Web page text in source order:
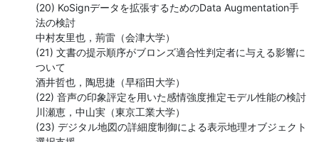
(20) KoSignデータを拡張するためのData Augmentation手
法の検討
中村友里也，荊雷（会津大学）
(21) 文書の提示順序がブロンズ適合性判定者に与える影響に
ついて
酒井哲也，陶思捷（早稲田大学）
(22) 音声の印象評定を用いた感情強度推定モデル性能の検討
川瀬恵，中山実（東京工業大学）
(23) デジタル地図の詳細度制御による表示地理オブジェクト